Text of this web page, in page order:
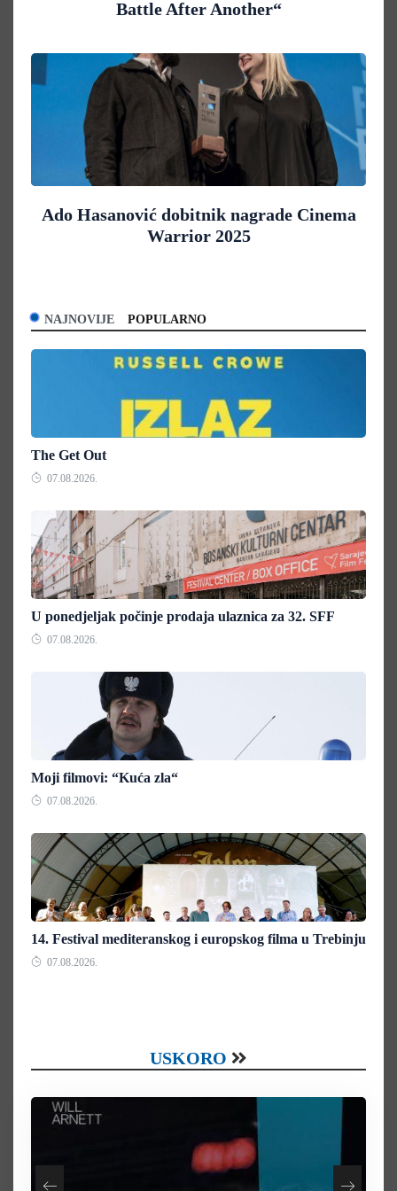
Battle After Another“
Ado Hasanović dobitnik nagrade Cinema
Warrior 2025
NAJNOVIJE POPULARNO
The Get Out
07.08.2026.
U ponedjeljak počinje prodaja ulaznica za 32. SFF
07.08.2026.
Moji filmovi: “Kuća zla“
07.08.2026.
14. Festival mediteranskog i europskog filma u Trebinju
07.08.2026.
USKORO